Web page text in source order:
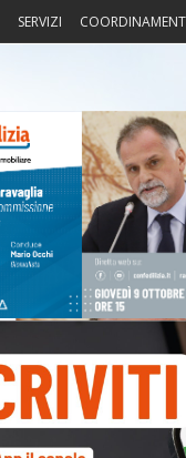
SERVIZI
Fisco Portierato